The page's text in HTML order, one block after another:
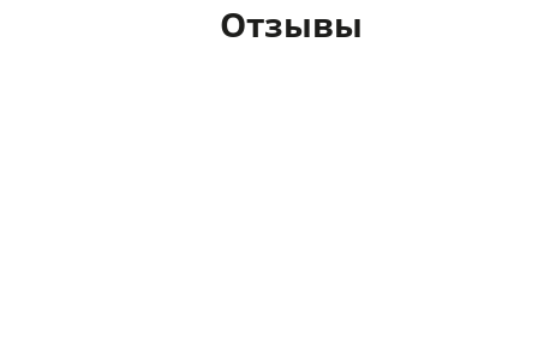
Отзывы